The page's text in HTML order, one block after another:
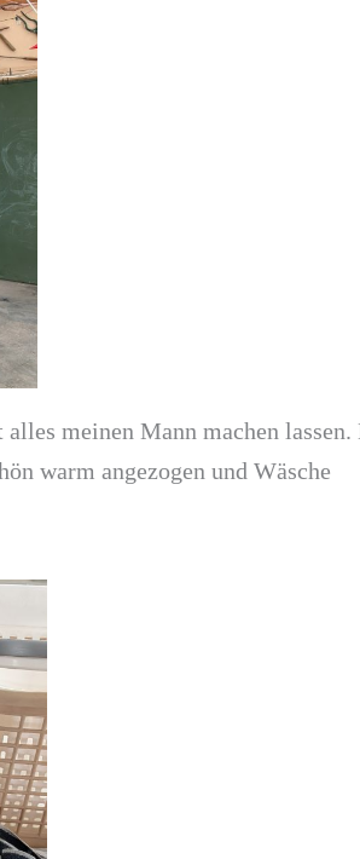
meinen Mann machen lassen.
warm angezogen und Wäsche